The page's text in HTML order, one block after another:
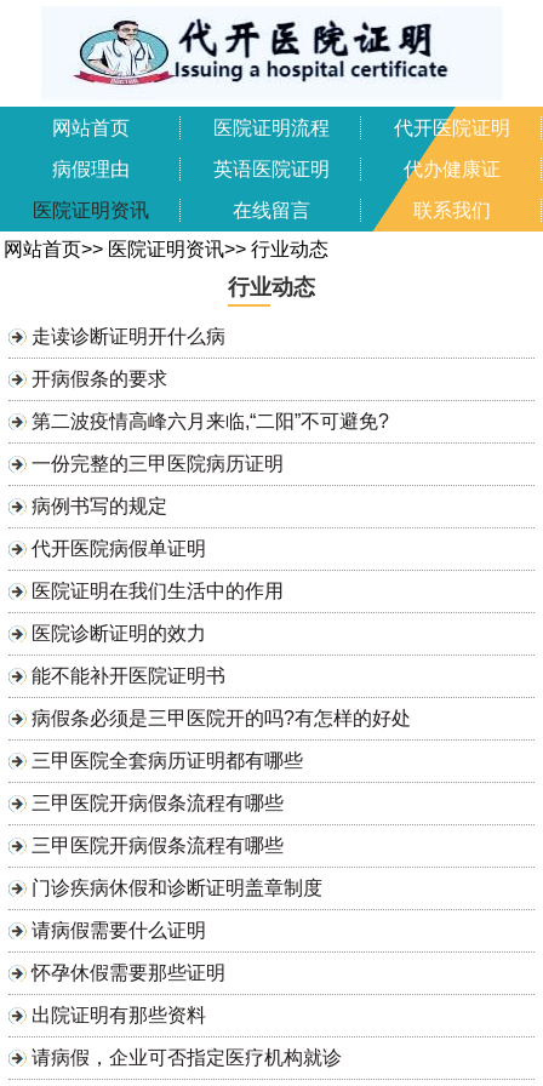
网站首页 医院证明流程
代开医院证明
病假理由
英语医院证明
代办健康证
医院证明资讯
在线留言
联系我们
网站首页>> 医院证明资讯>> 行业动态
行业动态
走读诊断证明开什么病
开病假条的要求
第二波疫情高峰六月来临,“二阳”不可避免?
一份完整的三甲医院病历证明
病例书写的规定
代开医院病假单证明
医院证明在我们生活中的作用
医院诊断证明的效力
能不能补开医院证明书
病假条必须是三甲医院开的吗?有怎样的好处
三甲医院全套病历证明都有哪些
三甲医院开病假条流程有哪些
三甲医院开病假条流程有哪些
门诊疾病休假和诊断证明盖章制度
请病假需要什么证明
怀孕休假需要那些证明
出院证明有那些资料
请病假，企业可否指定医疗机构就诊